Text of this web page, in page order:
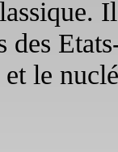
des
le